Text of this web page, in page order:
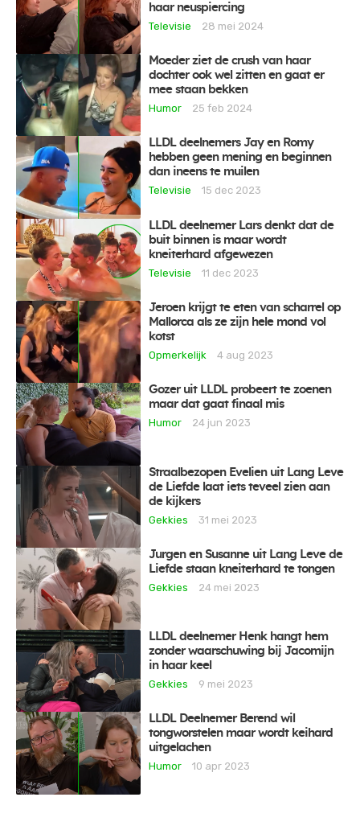
haar neuspiercing
Televisie
28 mei 2024
Moeder ziet de crush van haar
dochter ook wel zitten en gaat er
mee staan bekken
Humor
25 feb 2024
LLDL deelnemers Jay en Romy
hebben geen mening en beginnen
dan ineens te muilen
Televisie
15 dec 2023
LLDL deelnemer Lars denkt dat de
buit binnen is maar wordt
kneiterhard afgewezen
Televisie
11 dec 2023
Jeroen krijgt te eten van scharrel op
Mallorca als ze zijn hele mond vol
kotst
Opmerkelijk
4 aug 2023
Gozer uit LLDL probeert te zoenen
maar dat gaat finaal mis
Humor
24 jun 2023
Straalbezopen Evelien uit Lang Leve
de Liefde laat iets teveel zien aan
de kijkers
Gekkies
31 mei 2023
Jurgen en Susanne uit Lang Leve de
Liefde staan kneiterhard te tongen
Gekkies
24 mei 2023
LLDL deelnemer Henk hangt hem
zonder waarschuwing bij Jacomijn
in haar keel
Gekkies
9 mei 2023
LLDL Deelnemer Berend wil
tongworstelen maar wordt keihard
uitgelachen
Humor
10 apr 2023